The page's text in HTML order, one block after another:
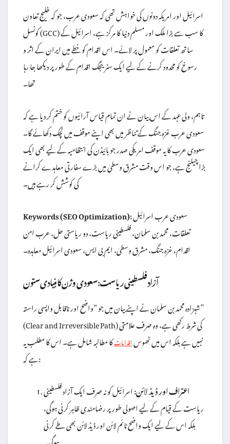
اسرائیل اور امریکہ دونوں کی خواہش تھی کہ سعودی عرب، جو کہ خلیج تعاون
کونسل (GCC) کا سب سے بڑا ملک اور مسلم دنیا کا مرکز ہے، اسرائیل کے
ساتھ تعلقات کو معمول پر لائے۔ اس اقدام کو خطے میں ایران کے اثر و
رسوخ کو محدود کرنے کے لیے ایک سٹریٹجک اقدام کے طور پر دیکھا جا رہا
تھا۔
تاہم، ولی عہد کے اس بیان نے ان تمام قیاس آرائیوں کو ختم کر دیا ہے کہ
سعودی عرب غزہ جنگ کے تناظر میں بھی اپنے موقف میں لچک دکھائے گا۔
سعودی عرب کا یہ موقف امریکی صدر جو بائیڈن کی انتظامیہ کے لیے بھی ایک
بڑا چیلنج ہے، جو اس وقت مشرق وسطیٰ میں بڑے سفارتی معاہدے کرانے
کی کوشش کر رہے ہیں۔
Keywords (SEO Optimization):
تعلقات، محمد بن سلمان، فلسطینی ریاست، دو ریاستی حل، عرب امن
اقدام، غزہ جنگ، مشرق وسطیٰ، ایم بی ایس، سعودی اسرائیل معاہدہ۔
آزاد فلسطینی ریاست: سعودی وژن کا بنیادی ستون
شہزادہ محمد بن سلمان نے اپنے بیان میں جو “واضح اور ناقابل واپسی راستہ”
(Clear and Irreversible Path) کی شرط رکھی ہے، وہ صرف علامتی
نہیں ہے بلکہ اس میں ٹھوساقداماتکا مطالبہ شامل ہے۔ اس کا مطلب یہ
ہے کہ:
اعتراف اور ڈیڈ لائن:اسرائیل کو نہ صرف ایک آزاد فلسطینی
ریاست کے قیام کے لیے اصولی طور پر رضامندی ظاہر کرنی ہوگی،
بلکہ اس کے لیے ایک واضح ٹائم لائن اور ڈیڈ لائن بھی طے کرنی